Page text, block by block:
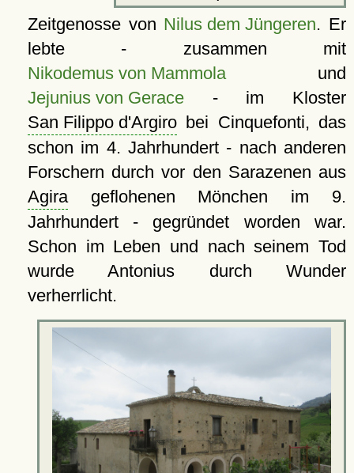
Zeitgenosse von Nilus dem Jüngeren. Er
lebte - zusammen mit
Nikodemus von Mammolaund
Jejunius von Gerace- im Kloster
San Filippo d'Argirobei Cinquefonti, das
schon im 4. Jahrhundert - nach anderen
Forschern durch vor den Sarazenen aus
Agirageflohenen Mönchen im 9.
Jahrhundert - gegründet worden war.
Schon im Leben und nach seinem Tod
wurde Antonius durch Wunder
verherrlicht.